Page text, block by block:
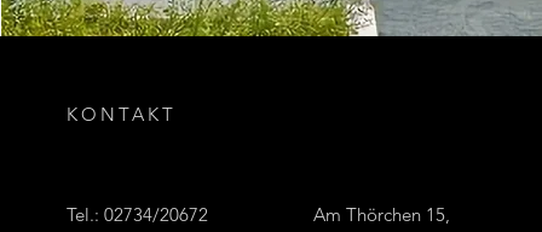
KONTAKT
Tel.: 02734/20672
Am Thörchen 15,